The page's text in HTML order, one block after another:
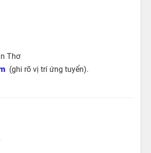
Thơ
(ghi rõ vị trí ứng tuyển).